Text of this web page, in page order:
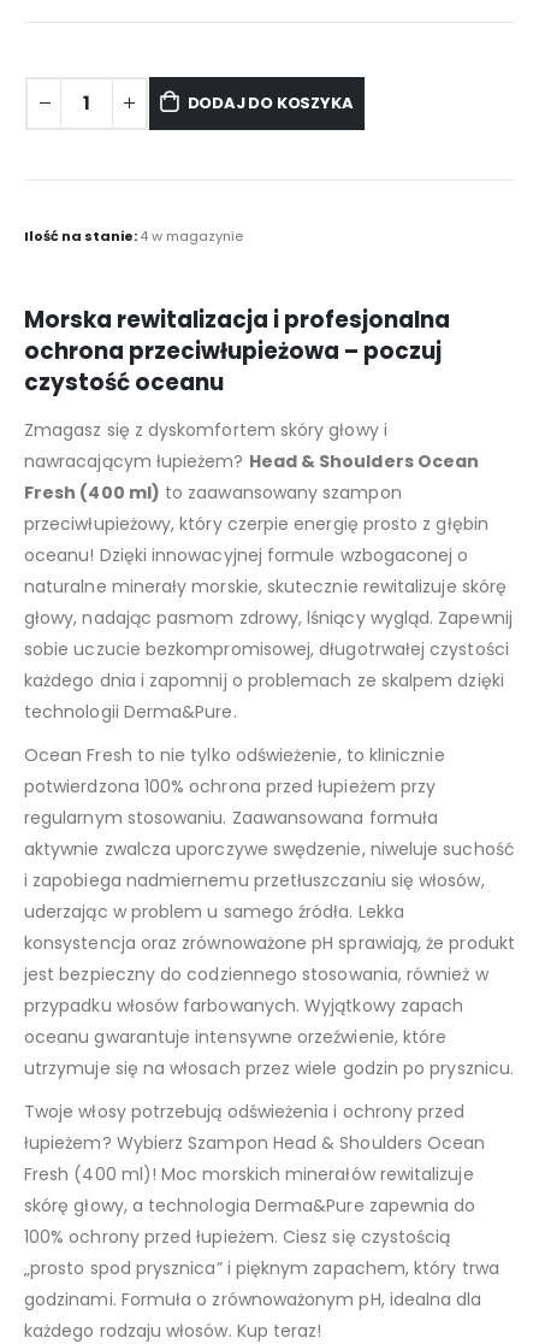
DODAJ DO KOSZYKA
Ilość na stanie:4 w magazynie
Morska rewitalizacja i profesjonalna
ochrona przeciwłupieżowa – poczuj
czystość oceanu
Zmagasz się z dyskomfortem skóry głowy i
nawracającym łupieżem? Head & Shoulders Ocean
Fresh (400 ml) to zaawansowany szampon
przeciwłupieżowy, który czerpie energię prosto z głębin
oceanu! Dzięki innowacyjnej formule wzbogaconej o
naturalne minerały morskie, skutecznie rewitalizuje skórę
głowy, nadając pasmom zdrowy, lśniący wygląd. Zapewnij
sobie uczucie bezkompromisowej, długotrwałej czystości
każdego dnia i zapomnij o problemach ze skalpem dzięki
technologii Derma&Pure.
Ocean Fresh to nie tylko odświeżenie, to klinicznie
potwierdzona 100% ochrona przed łupieżem przy
regularnym stosowaniu. Zaawansowana formuła
aktywnie zwalcza uporczywe swędzenie, niweluje suchość
i zapobiega nadmiernemu przetłuszczaniu się włosów,
uderzając w problem u samego źródła. Lekka
konsystencja oraz zrównoważone pH sprawiają, że produkt
jest bezpieczny do codziennego stosowania, również w
przypadku włosów farbowanych. Wyjątkowy zapach
oceanu gwarantuje intensywne orzeźwienie, które
utrzymuje się na włosach przez wiele godzin po prysznicu.
Twoje włosy potrzebują odświeżenia i ochrony przed
łupieżem? Wybierz Szampon Head & Shoulders Ocean
Fresh (400 ml)! Moc morskich minerałów rewitalizuje
skórę głowy, a technologia Derma&Pure zapewnia do
100% ochrony przed łupieżem. Ciesz się czystością
„prosto spod prysznica” i pięknym zapachem, który trwa
godzinami. Formuła o zrównoważonym pH, idealna dla
każdego rodzaju włosów. Kup teraz!